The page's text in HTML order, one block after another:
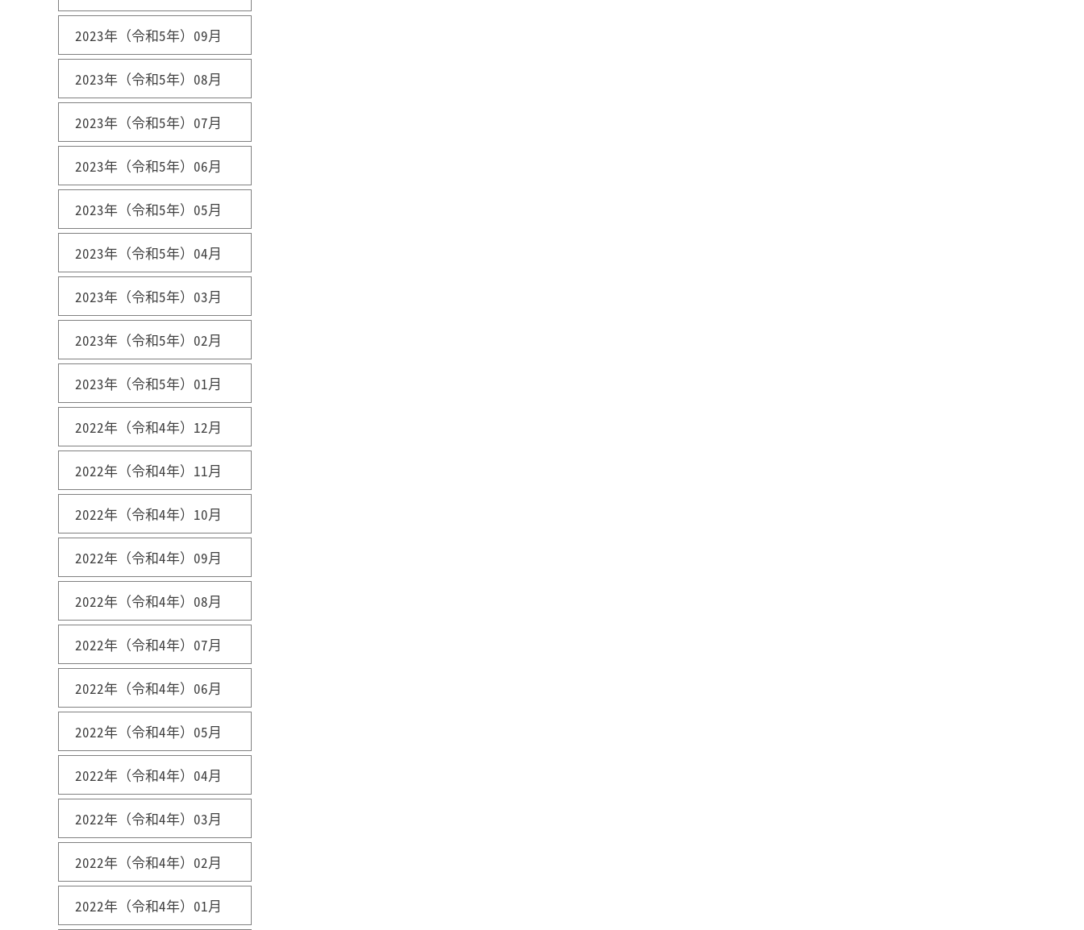
2023年（令和5年）09月
2023年（令和5年）08月
2023年（令和5年）07月
2023年（令和5年）06月
2023年（令和5年）05月
2023年（令和5年）04月
2023年（令和5年）03月
2023年（令和5年）02月
2023年（令和5年）01月
2022年（令和4年）12月
2022年（令和4年）11月
2022年（令和4年）10月
2022年（令和4年）09月
2022年（令和4年）08月
2022年（令和4年）07月
2022年（令和4年）06月
2022年（令和4年）05月
2022年（令和4年）04月
2022年（令和4年）03月
2022年（令和4年）02月
2022年（令和4年）01月